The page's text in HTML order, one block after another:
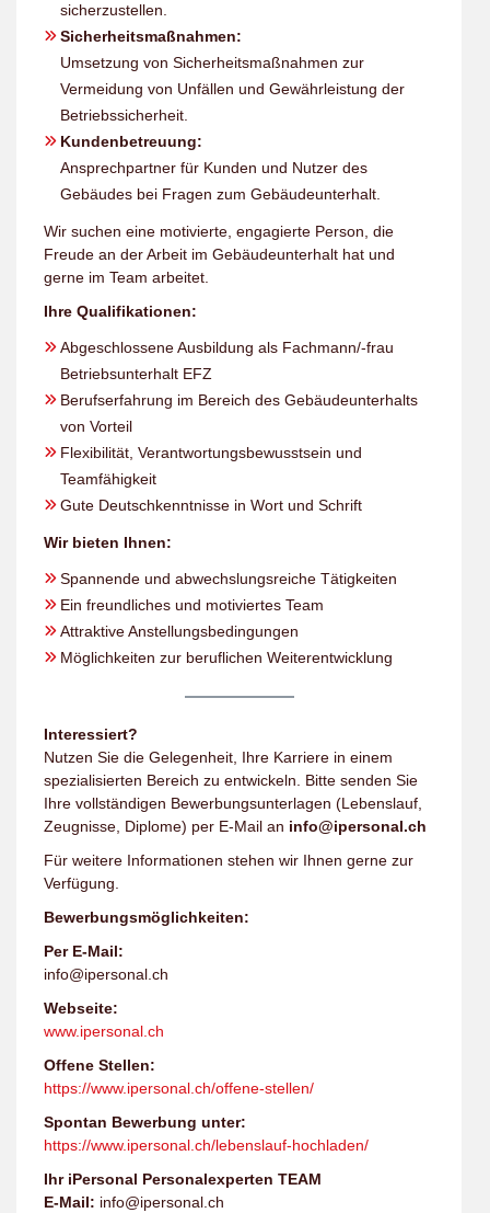
sicherzustellen.
Sicherheitsmaßnahmen:
Umsetzung von Sicherheitsmaßnahmen zur
Vermeidung von Unfällen und Gewährleistung der
Betriebssicherheit.
Kundenbetreuung:
Ansprechpartner für Kunden und Nutzer des
Gebäudes bei Fragen zum Gebäudeunterhalt.
Wir suchen eine motivierte, engagierte Person, die
Freude an der Arbeit im Gebäudeunterhalt hat und
gerne im Team arbeitet.
Ihre Qualifikationen:
Abgeschlossene Ausbildung als Fachmann/-frau
Betriebsunterhalt EFZ
Berufserfahrung im Bereich des Gebäudeunterhalts
von Vorteil
Flexibilität, Verantwortungsbewusstsein und
Teamfähigkeit
Gute Deutschkenntnisse in Wort und Schrift
Wir bieten Ihnen:
Spannende und abwechslungsreiche Tätigkeiten
Ein freundliches und motiviertes Team
Attraktive Anstellungsbedingungen
Möglichkeiten zur beruflichen Weiterentwicklung
Interessiert?
Nutzen Sie die Gelegenheit, Ihre Karriere in einem
spezialisierten Bereich zu entwickeln. Bitte senden Sie
Ihre vollständigen Bewerbungsunterlagen (Lebenslauf,
Zeugnisse, Diplome) per E-Mail an info@ipersonal.ch
Für weitere Informationen stehen wir Ihnen gerne zur
Verfügung.
Bewerbungsmöglichkeiten:
Per E-Mail:
info@ipersonal.ch
Webseite:
www.ipersonal.ch
Offene Stellen:
https://www.ipersonal.ch/offene-stellen/
Spontan Bewerbung unter:
https://www.ipersonal.ch/lebenslauf-hochladen/
Ihr iPersonal Personalexperten TEAM
E-Mail: info@ipersonal.ch